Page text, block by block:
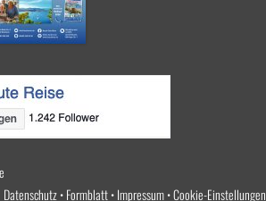
Datenschutz Formblatt Impressum Cookie-Einstellungen